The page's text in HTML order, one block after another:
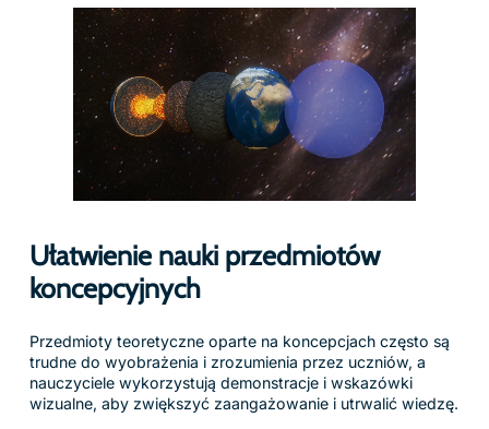
Ułatwienie nauki przedmiotów
koncepcyjnych
Przedmioty teoretyczne oparte na koncepcjach często są
trudne do wyobrażenia i zrozumienia przez uczniów, a
nauczyciele wykorzystują demonstracje i wskazówki
wizualne, aby zwiększyć zaangażowanie i utrwalić wiedzę.